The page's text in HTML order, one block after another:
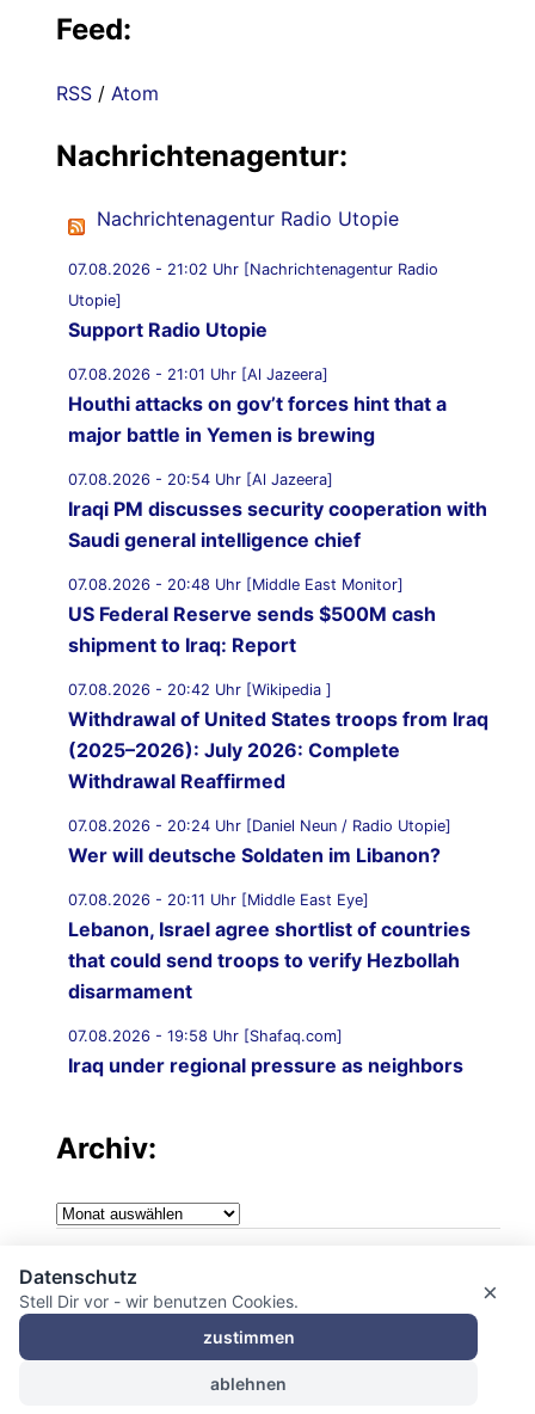
Feed:
RSS / Atom
Nachrichtenagentur:
Nachrichtenagentur Radio Utopie
07.08.2026 - 21:02 Uhr [Nachrichtenagentur Radio
Utopie]
Support Radio Utopie
07.08.2026 - 21:01 Uhr [Al Jazeera]
Houthi attacks on gov’t forces hint that a
major battle in Yemen is brewing
07.08.2026 - 20:54 Uhr [Al Jazeera]
Iraqi PM discusses security cooperation with
Saudi general intelligence chief
07.08.2026 - 20:48 Uhr [Middle East Monitor]
US Federal Reserve sends $500M cash
shipment to Iraq: Report
07.08.2026 - 20:42 Uhr [Wikipedia ]
Withdrawal of United States troops from Iraq
(2025–2026): July 2026: Complete
Withdrawal Reaffirmed
07.08.2026 - 20:24 Uhr [Daniel Neun / Radio Utopie]
Wer will deutsche Soldaten im Libanon?
07.08.2026 - 20:11 Uhr [Middle East Eye]
Lebanon, Israel agree shortlist of countries
that could send troops to verify Hezbollah
disarmament
07.08.2026 - 19:58 Uhr [Shafaq.com]
Iraq under regional pressure as neighbors
07.08.2026 - 19:49 Uhr [Middle East Eye]
attacks by Iraqi groups and Yemen‘s Houthis
‘Attack on one is attack on all’: Saudi Arabia,
Turkiye and Pakistan sign landmark Mecca
Archiv:
Archiv:
Impressum
Datenschutzerklärung
×
Datenschutz
Stell Dir vor - wir benutzen Cookies.
zustimmen
ablehnen